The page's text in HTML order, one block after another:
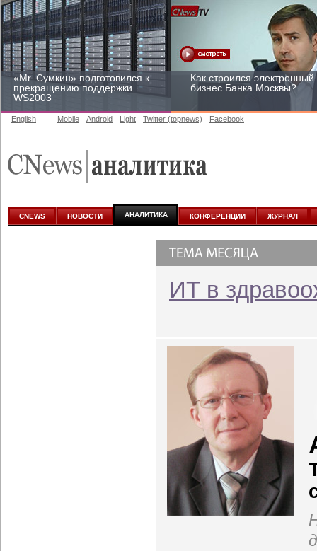
«Mr. Сумкин» подготовился к
прекращению поддержки
WS2003
Как строился электронный
бизнес Банка Москвы?
к аналитике
участвовать
English Mobile Android Light Twitter (topnews) Facebook
CNEWS НОВОСТИ АНАЛИТИКА КОНФЕРЕНЦИИ ЖУРНАЛ
ИТ в